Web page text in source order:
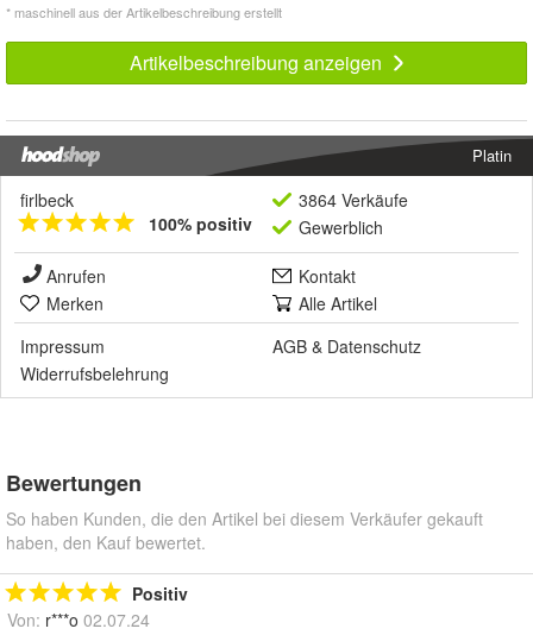
* maschinell aus der Artikelbeschreibung erstellt
Artikelbeschreibung anzeigen
Platin
firlbeck
100% positiv
3864 Verkäufe
Gewerblich
Anrufen
Kontakt
Merken
Alle Artikel
Impressum
AGB & Datenschutz
Widerrufsbelehrung
Bewertungen
So haben Kunden, die den Artikel bei diesem Verkäufer gekauft
haben, den Kauf bewertet.
Positiv
Von: r***o 02.07.24